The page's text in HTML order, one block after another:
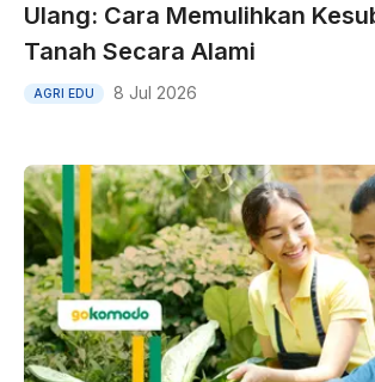
Ulang: Cara Memulihkan
Tanah Secara Alami
AGRI EDU 8 Jul 2026